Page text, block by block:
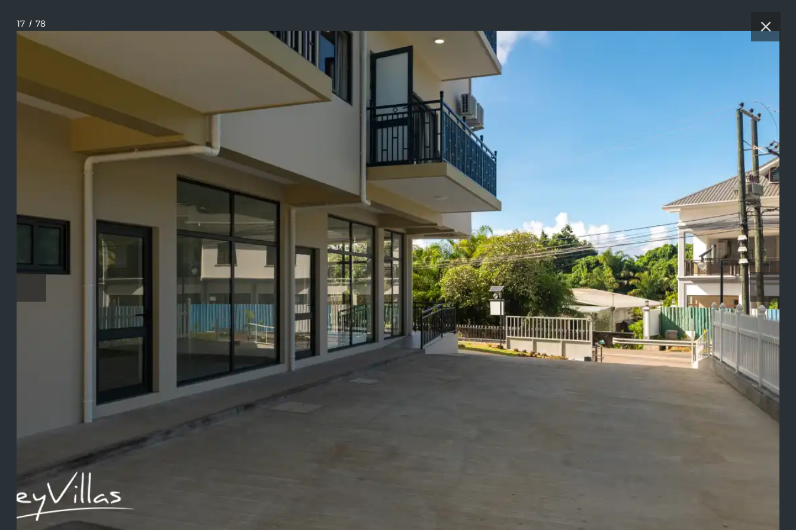
17 / 78